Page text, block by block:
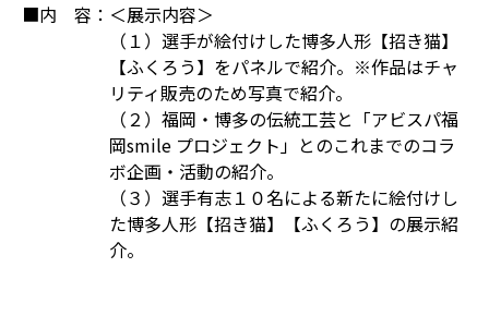
■内 容： ＜展示内容＞
（１）選手が絵付けした博多人形【招き猫】
【ふくろう】をパネルで紹介。※作品はチャ
リティ販売のため写真で紹介。
（２）福岡・博多の伝統工芸と「アビスパ福
岡smile プロジェクト」とのこれまでのコラ
ボ企画・活動の紹介。
（３）選手有志１０名による新たに絵付けし
た博多人形【招き猫】【ふくろう】の展示紹
介。